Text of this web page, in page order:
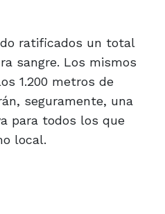
ratificados un total
sangre. Los mismos
1.200 metros de
seguramente, una
para todos los que
local.